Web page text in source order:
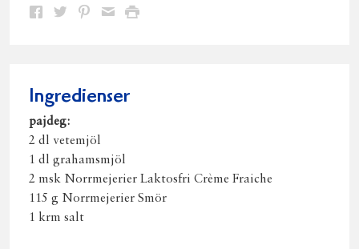
Dela Dela Dela DelaSkriv
Ingredienser
pajdeg:
2 dl vetemjöl
1 dl grahamsmjöl
2 msk Norrmejerier Laktosfri Crème Fraiche
115 g Norrmejerier Smör
1 krm salt